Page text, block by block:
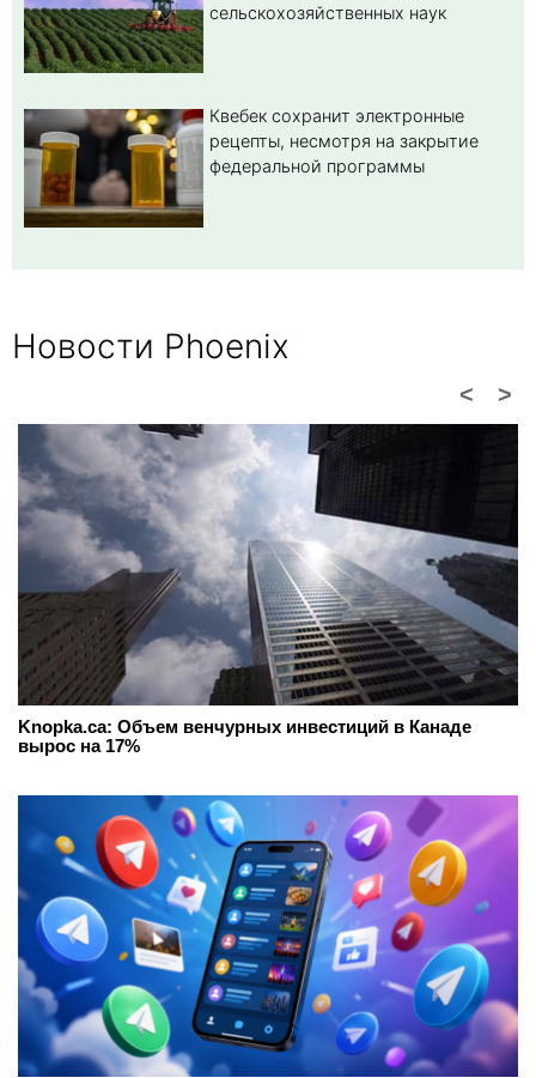
сельскохозяйственных наук
Квебек сохранит электронные
рецепты, несмотря на закрытие
федеральной программы
Новости Phoenix
>
<
Knopka.ca: Объем венчурных инвестиций в Канаде
вырос на 17%